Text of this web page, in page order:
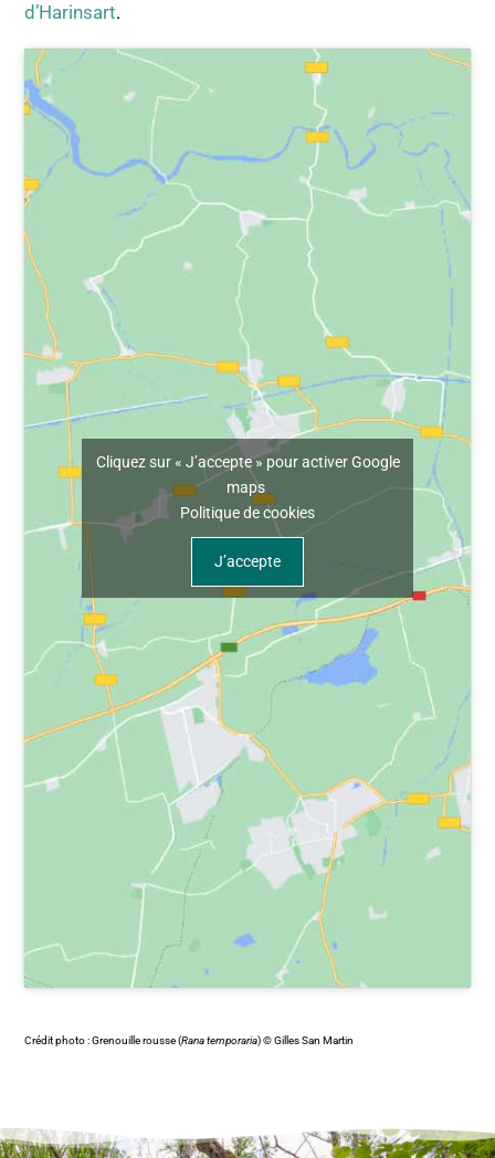
d’Harinsart.
Cliquez sur « J’accepte » pour activer Google
maps
Politique de cookies
J’accepte
Crédit photo : Grenouille rousse (Rana temporaria) © Gilles San Martin